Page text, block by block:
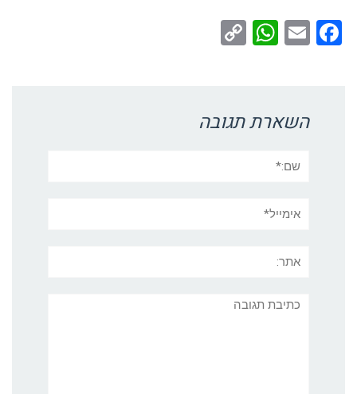
Facebook
Email
WhatsApp
השארת תגובה
תגובה